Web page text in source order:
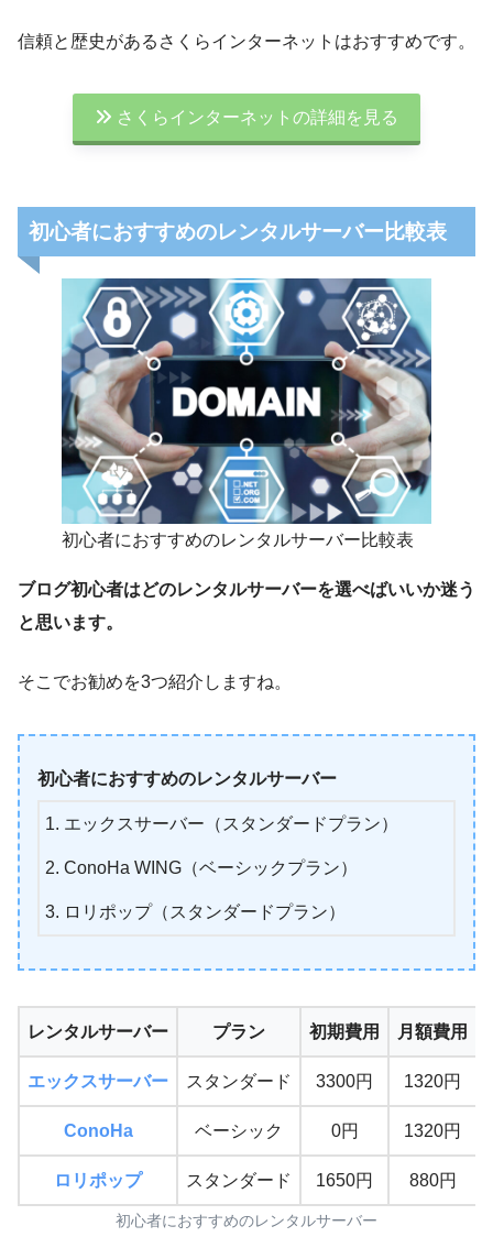
信頼と歴史があるさくらインターネットはおすすめです。
さくらインターネットの詳細を見る
初心者におすすめのレンタルサーバー比較表
初心者におすすめのレンタルサーバー比較表
ブログ初心者はどのレンタルサーバーを選べばいいか迷う
と思います。
そこでお勧めを3つ紹介しますね。
初心者におすすめのレンタルサーバー
エックスサーバー（スタンダードプラン）
ConoHa WING（ベーシックプラン）
ロリポップ（スタンダードプラン）
レンタルサーバー プラン 初期費用 月額費用
エックスサーバー スタンダード 3300円 1320円
ConoHa ベーシック 0円 1320円
ロリポップ スタンダード 1650円 880円
初心者におすすめのレンタルサーバー